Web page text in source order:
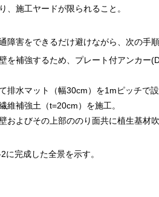
施工ヤードが限られること。
障害をできるだけ避けながら、次の手
を補強するため、プレート付アンカー
水マット（幅30cm）を1mピッチで設
補強土（t=20cm）を施工。
よびその上部ののり面共に植生基材
完成した全景を示す。